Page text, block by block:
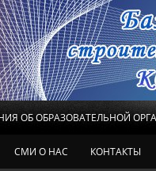
ОБ ОБРАЗОВАТЕЛЬНОЙ
СМИ О НАС КОНТАКТЫ